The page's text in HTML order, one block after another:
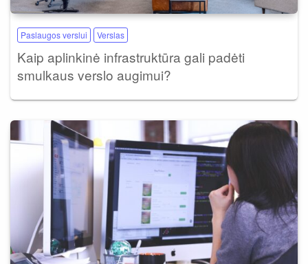
Paslaugos verslui Verslas
Kaip aplinkinė infrastruktūra gali padėti
smulkaus verslo augimui?